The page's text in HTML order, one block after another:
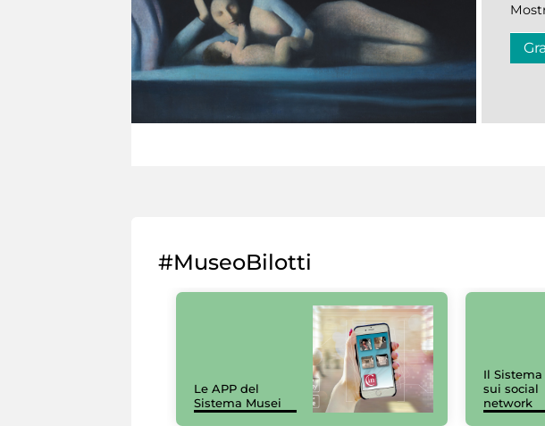
#MuseoBilotti
Le APP del
Sistema Musei
Il Sistema
sui social
network